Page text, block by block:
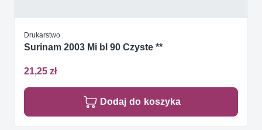
Drukarstwo
Surinam 2003 Mi bl 90 Czyste **
21,25 zł
Dodaj do koszyka